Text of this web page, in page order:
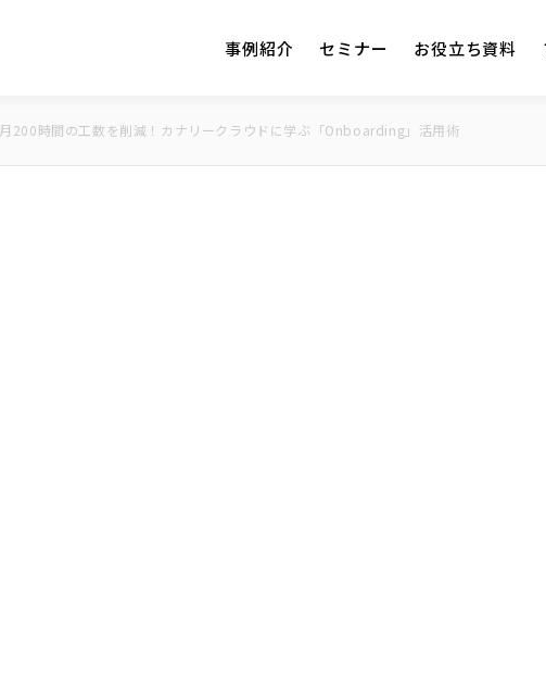
事例紹介 セミナー お役立ち資料
月200時間の工数を削減！カナリークラウドに学ぶ「Onboarding」活用術